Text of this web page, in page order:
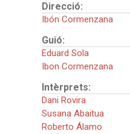
Direcció:
Ibón Cormenzana
Guió:
Eduard Sola
Ibon Cormenzana
Intèrprets:
Dani Rovira
Susana Abaitua
Roberto Álamo